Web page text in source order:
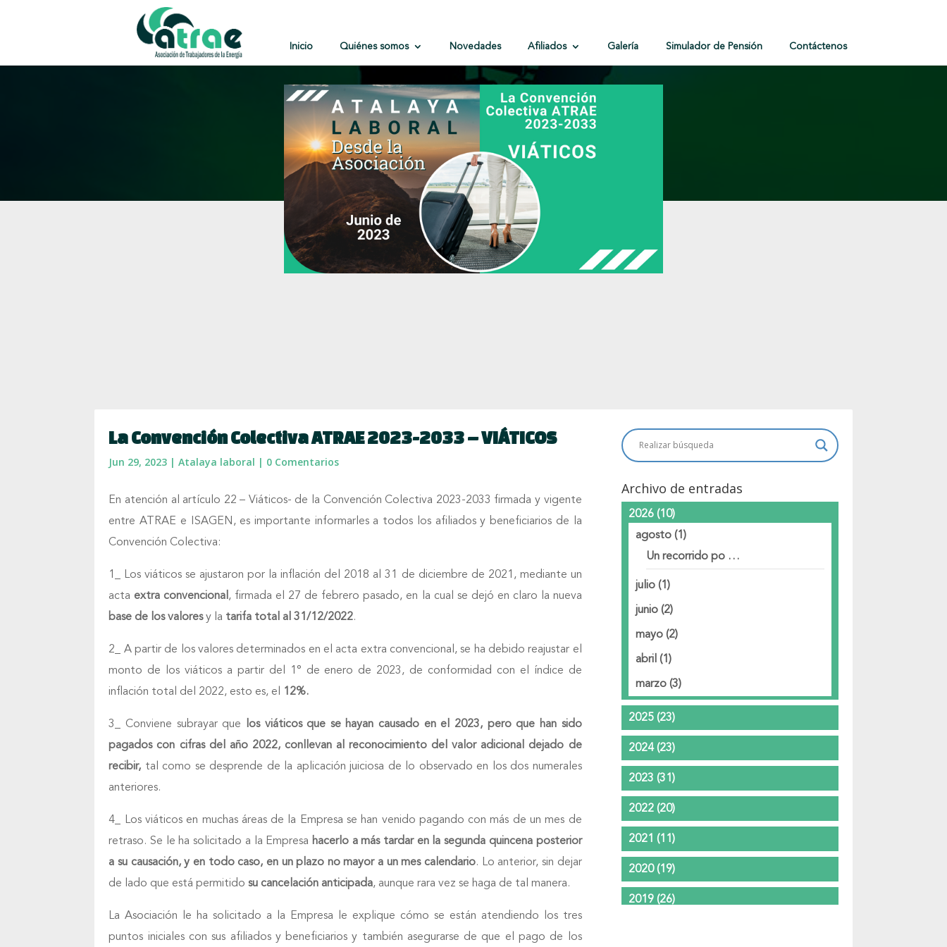
Inicio Quiénes somos Novedades Afiliados Galería Simulador de Pensión Contáctenos
La Convención Colectiva ATRAE 2023-2033 – VIÁTICOS
Jun 29, 2023 |Atalaya laboral | 0 Comentarios
En atención al artículo 22 – Viáticos- de la Convención Colectiva 2023-2033 firmada y vigente
entre ATRAE e ISAGEN, es importante informarles a todos los afiliados y beneficiarios de la
Convención Colectiva:
1_ Los viáticos se ajustaron por la inflación del 2018 al 31 de diciembre de 2021, mediante un
acta extra convencional , firmada el 27 de febrero pasado, en la cual se dejó en claro la nueva
base de los valoresy la tarifa total al 31/12/2022.
2_ A partir de los valores determinados en el acta extra convencional, se ha debido reajustar el
monto de los viáticos a partir del 1° de enero de 2023, de conformidad con el índice de
inflación total del 2022, esto es, el 12%.
3_ Conviene subrayar que
los viáticos que se hayan causado en el 2023, pero que han sido
pagados con cifras del año 2022, conllevan al reconocimiento del valor adicional dejado de
recibir, tal como se desprende de la aplicación juiciosa de lo observado en los dos numerales
anteriores.
4_ Los viáticos en muchas áreas de la Empresa se han venido pagando con más de un mes de
retraso. Se le ha solicitado a la Empresa hacerlo a más tardar en la segunda quincena posterior
a su causación, y en todo caso, en un plazo no mayor a un mes calendario. Lo anterior, sin dejar
de lado que está permitidosu cancelación anticipada, aunque rara vez se haga de tal manera.
La Asociación le ha solicitado a la Empresa le explique cómo se están atendiendo los tres
puntos iniciales con sus afiliados y beneficiarios y también asegurarse de que el pago de los
Archivo de entradas
2026(10)
agosto(1)
Un recorrido po …
julio(1)
junio(2)
mayo(2)
abril(1)
marzo(3)
2025(23)
2024(23)
2023(31)
2022(20)
2021(11)
2020(19)
2019(26)